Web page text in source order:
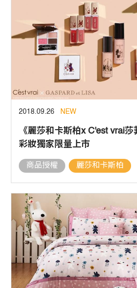
2018.09.26 NEW
《麗莎和卡斯柏x C'est vrai
彩妝獨家限量上市
商品授權 麗莎和卡斯柏